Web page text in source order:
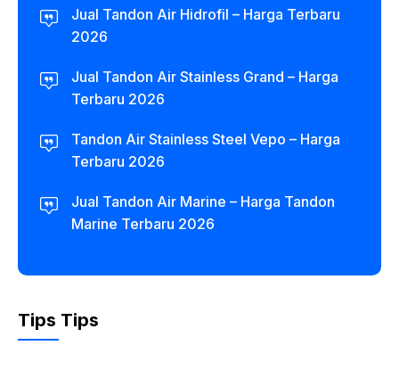
Jual Tandon Air Hidrofil – Harga Terbaru
2026
Jual Tandon Air Stainless Grand – Harga
Terbaru 2026
Tandon Air Stainless Steel Vepo – Harga
Terbaru 2026
Jual Tandon Air Marine – Harga Tandon
Marine Terbaru 2026
Tips Tips